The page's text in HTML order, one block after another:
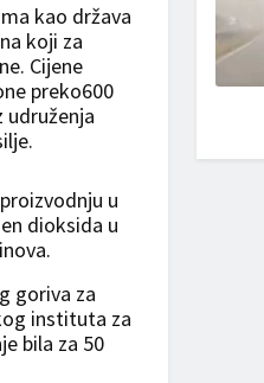
kao država
koji za
Cijene
preko600
udruženja
u
dioksida u
goriva za
instituta za
bila za 50